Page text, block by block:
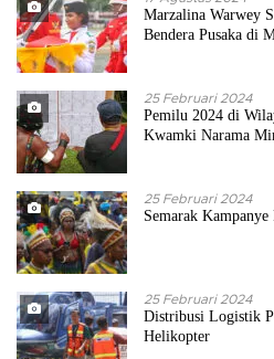
Marzalina Warwey
Bendera Pusaka di
25 Februari 2024
Pemilu 2024 di
Kwamki Narama
25 Februari 2024
Semarak
25 Februari 2024
Distribusi Logistik
Helikopter